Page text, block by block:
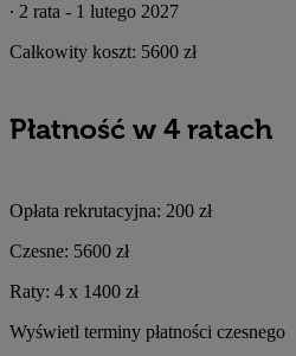
∙ 2 rata - 1 lutego 2027
Całkowity koszt: 5600 zł
Płatność w 4 ratach
Opłata rekrutacyjna: 200 zł
Czesne: 5600 zł
Raty: 4 x 1400 zł
Wyświetl terminy płatności czesnego